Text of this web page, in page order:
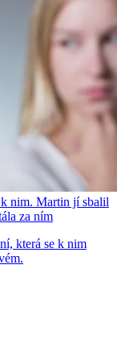
k nim. Martin jí sbalil
za ním
která se k nim